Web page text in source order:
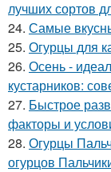
лучших сортов
24. Самые
25. Огурцы для
26. Осень -
кустарников:
27. Быстрое
факторы и
28. Огурцы
огурцов